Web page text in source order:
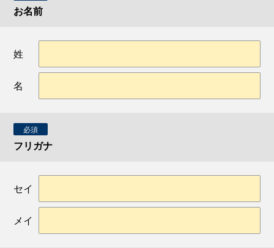
お名前
姓
名
必須
フリガナ
セイ
メイ